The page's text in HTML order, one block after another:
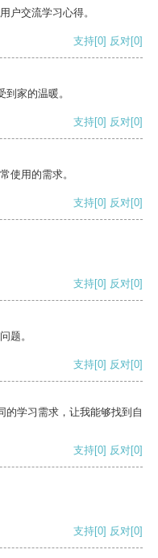
户交流学习心得。
支持[0] 反对[0]
家的温暖。
支持[0] 反对[0]
使用的需求。
支持[0] 反对[0]
支持[0] 反对[0]
题。
支持[0] 反对[0]
的学习需求，让我能够找到自
支持[0] 反对[0]
支持[0] 反对[0]